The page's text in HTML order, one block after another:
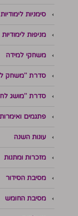
סימניות לימודיות
מניפות לימודיות
משחקי למידה
סדרת "משחק
סדרת "מושג
פתגמים ואימרות
עונות השנה
מזכרות ומתנות
מסיבת הסידור
מסיבת החומש